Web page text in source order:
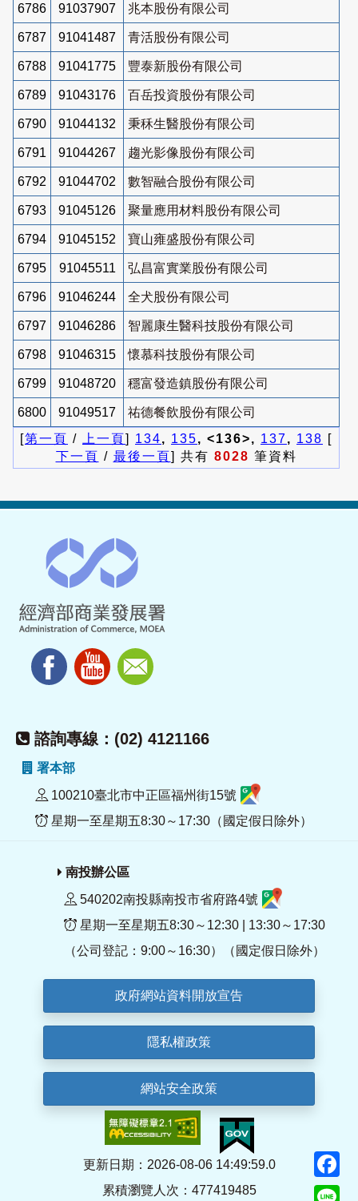
6786 91037907 兆本股份有限公司
6787 91041487 青活股份有限公司
6788 91041775 豐泰新股份有限公司
6789 91043176 百岳投資股份有限公司
6790 91044132 秉秝生醫股份有限公司
6791 91044267 趨光影像股份有限公司
6792 91044702 數智融合股份有限公司
6793 91045126 聚量應用材料股份有限公司
6794 91045152 寶山雍盛股份有限公司
6795 91045511 弘昌富實業股份有限公司
6796 91046244 全犬股份有限公司
6797 91046286 智麗康生醫科技股份有限公司
6798 91046315 懷慕科技股份有限公司
6799 91048720 穩富發造鎮股份有限公司
6800 91049517
祐德餐飲股份有限公司
[第一頁 / 上一頁] 134, 135, <136>, 137, 138 [
下一頁 / 最後一頁] 共有 8028 筆資料
諮詢專線：(02) 4121166
署本部
100210臺北市中正區福州街15號
星期一至星期五8:30～17:30（國定假日除外）
南投辦公區
540202南投縣南投市省府路4號
星期一至星期五8:30～12:30 | 13:30～17:30
（公司登記：9:00～16:30）（國定假日除外）
政府網站資料開放宣告
隱私權政策
網站安全政策
更新日期：2026-08-06 14:49:59.0
累積瀏覽人次：477419485